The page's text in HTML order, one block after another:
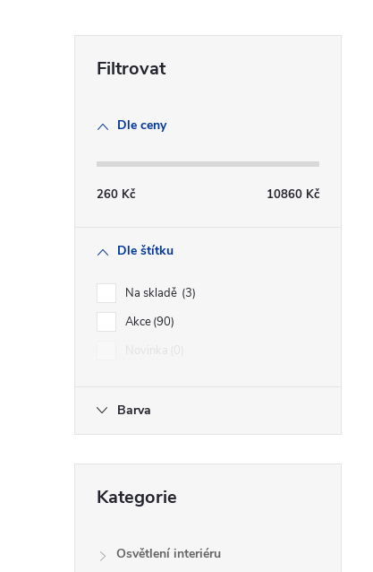
p
Dle ceny
260 Kč 10860 Kč
Dle štítku
Na skladě 3
Akce 90
Barva
kategorie
Kategorie
Osvětlení interiéru